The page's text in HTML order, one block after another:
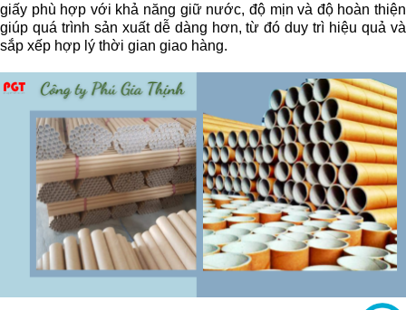
giấy phù hợp với khả năng giữ nước, độ mịn và độ hoàn thiện
giúp quá trình sản xuất dễ dàng hơn, từ đó duy trì hiệu quả và
sắp xếp hợp lý thời gian giao hàng.